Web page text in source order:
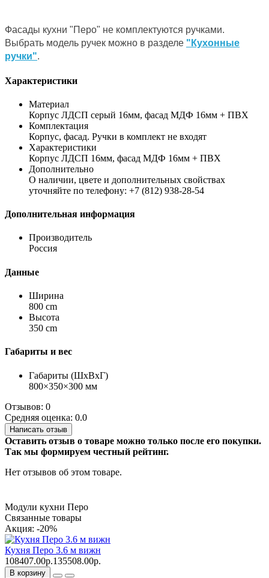
Фасады кухни "Перо" не комплектуются ручками.
Выбрать модель ручек можно в разделе "Кухонные
ручки".
Характеристики
Материал
Корпус ЛДСП серый 16мм, фасад МДФ 16мм + ПВХ
Комплектация
Корпус, фасад. Ручки в комплект не входят
Характеристики
Корпус ЛДСП 16мм, фасад МДФ 16мм + ПВХ
Дополнительно
О наличии, цвете и дополнительных свойствах
уточняйте по телефону: +7 (812) 938-28-54
Дополнительная информация
Производитель
Россия
Данные
Ширина
800 cm
Высота
350 cm
Габариты и вес
Габариты (ШхВхГ)
800×350×300 мм
Отзывов: 0
Средняя оценка: 0.0
Написать отзыв
Оставить отзыв о товаре можно только после его покупки.
Так мы формируем честный рейтинг.
Нет отзывов об этом товаре.
Модули кухни Перо
Связанные товары
Акция: -20%
Кухня Перо 3.6 м вижн
108407.00р.135508.00р.
В корзину